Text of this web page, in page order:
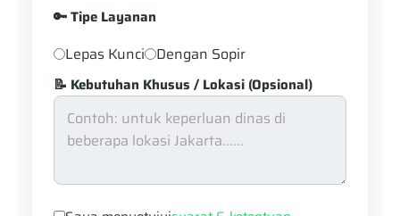
🔑 Tipe Layanan
Lepas Kunci Dengan Sopir
📝 Kebutuhan Khusus / Lokasi (Opsional)